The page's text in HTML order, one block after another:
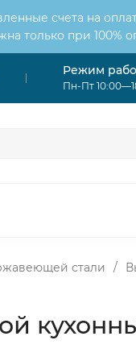
счета на
только при 100%
Режим
Пн-Пт
стали /